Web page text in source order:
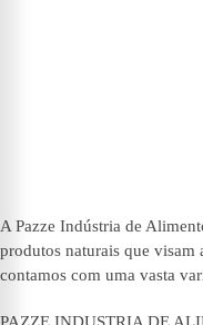
A Pazze Indústria de
produtos naturais que visam
contamos com uma vasta
PAZZE INDUSTRIA DE